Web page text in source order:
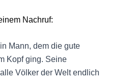
Nachruf:
Mann, dem die gute
Kopf ging. Seine
Völker der Welt endlich